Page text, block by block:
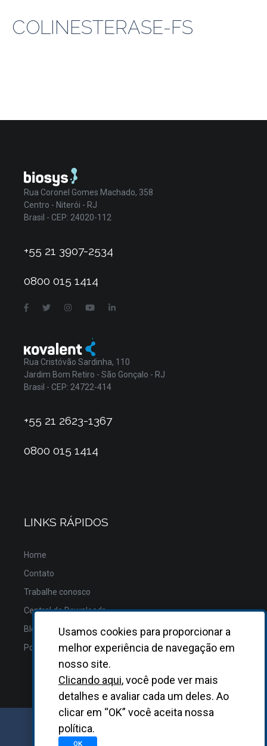
COLINESTERASE-FS
Rua Coronel Gomes Machado, 358
Centro - Niterói - RJ
Brasil - CEP: 24020-112
+55 21 3907-2534
0800 015 1414
Rua Cristóvão Sardinha, 110
Jardim Bom Retiro - São Gonçalo - RJ
Brasil - CEP: 24722-414
+55 21 2623-1367
0800 015 1414
LINKS RÁPIDOS
Home
Contato
Trabalhe conosco
Central de Downloads
Blog
Política de Privacidade
GRUPO BIOSYS KOVALENT |
Usamos cookies para proporcionar a
melhor experiência de navegação em
nosso site.
Clicando aqui, você pode ver mais
detalhes e avaliar cada um deles. Ao
clicar em “OK” você aceita nossa
política.
OK